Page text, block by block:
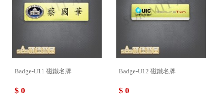
Badge-U11 磁鐵名牌
$ 0
Badge-U12 磁鐵名牌
$ 0